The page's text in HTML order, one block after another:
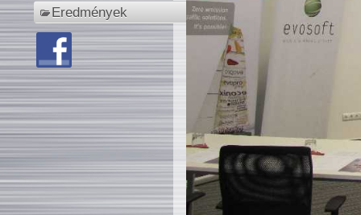
Eredmények